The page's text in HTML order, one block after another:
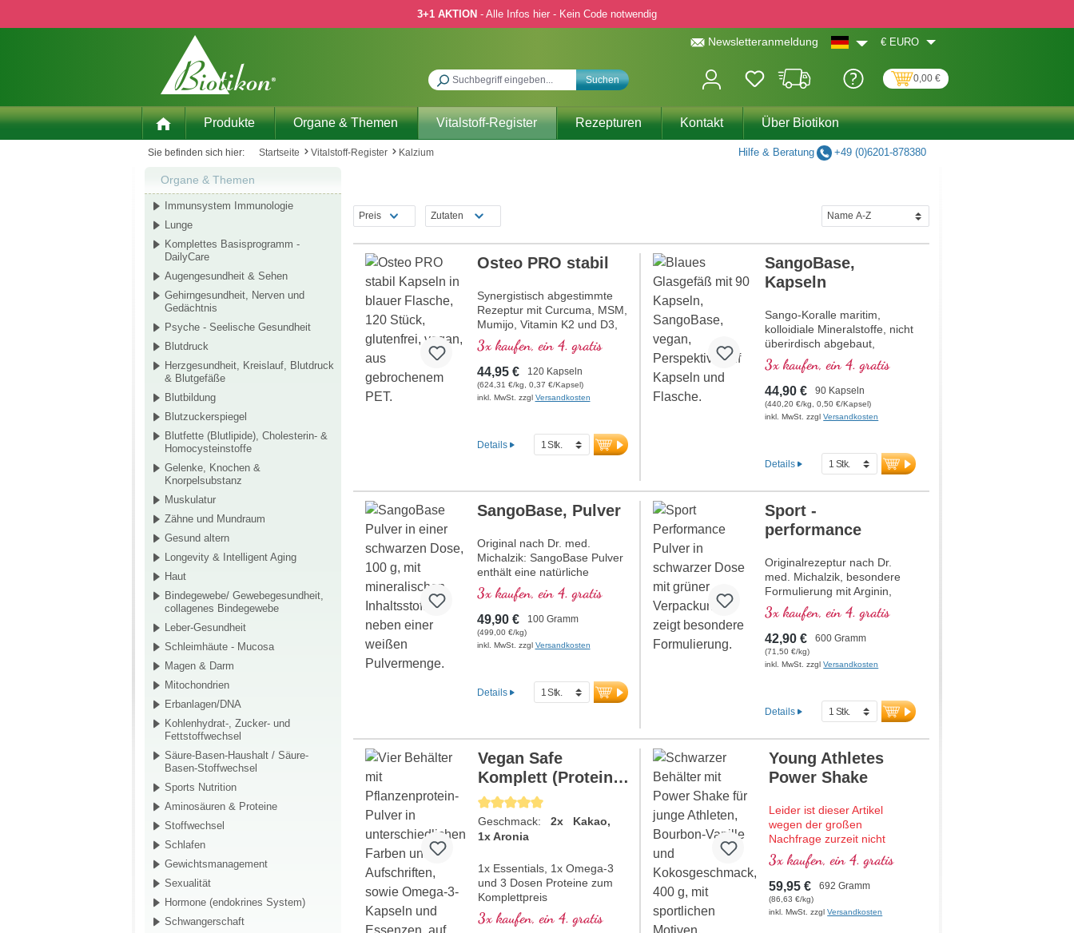
3+1 AKTION - Alle Infos hier - Kein Code notwendig
Newsletteranmeldung € EURO
Suchen 0,00 €
Produkte Organe & Themen Vitalstoff-Register Rezepturen Kontakt Über Biotikon
Sie befinden sich hier: Startseite Vitalstoff-Register Kalzium Hilfe & Beratung +49 (0)6201-878380
Organe & Themen
Immunsystem Immunologie
Lunge
Komplettes Basisprogramm -
DailyCare
Augengesundheit & Sehen
Gehirngesundheit, Nerven und
Gedächtnis
Psyche - Seelische Gesundheit
Blutdruck
Herzgesundheit, Kreislauf, Blutdruck
& Blutgefäße
Blutbildung
Blutzuckerspiegel
Blutfette (Blutlipide), Cholesterin- &
Homocysteinstoffe
Gelenke, Knochen &
Knorpelsubstanz
Muskulatur
Zähne und Mundraum
Gesund altern
Longevity & Intelligent Aging
Haut
Bindegewebe/ Gewebegesundheit,
collagenes Bindegewebe
Leber-Gesundheit
Schleimhäute - Mucosa
Magen & Darm
Mitochondrien
Erbanlagen/DNA
Kohlenhydrat-, Zucker- und
Fettstoffwechsel
Säure-Basen-Haushalt / Säure-
Basen-Stoffwechsel
Sports Nutrition
Aminosäuren & Proteine
Stoffwechsel
Schlafen
Gewichtsmanagement
Sexualität
Hormone (endokrines System)
Schwangerschaft
Preis Zutaten
Osteo PRO stabil
Synergistisch abgestimmte
Rezeptur mit Curcuma, MSM,
Mumijo, Vitamin K2 und D3,
eingebettet in wertvollen
Phospholipiden. Sango-
Koralle mit Magnesium und
Calcium, welches zum Erhalt
normaler Knochen beiträgt.
3x kaufen, ein 4. gratis
44,95 € 120 Kapseln
(624,31 €/kg, 0,37 €/Kapsel)
inkl. MwSt. zzgl Versandkosten
Details
SangoBase,
Kapseln
Sango-Koralle maritim,
kolloidiale Mineralstoffe, nicht
überirdisch abgebaut,
Calcium-Magnesium-
Verhältnis 2 : 1
3x kaufen, ein 4. gratis
44,90 € 90 Kapseln
(440,20 €/kg, 0,50 €/Kapsel)
inkl. MwSt. zzglVersandkosten
Details
SangoBase, Pulver
Original nach Dr. med.
Michalzik: SangoBase Pulver
enthält eine natürliche
Kombination aus Calcium und
Magnesium im idealen
Verhältnis von 2:1. Dieses
basische Mineralpulver
unterstützt den normalen
Knochen und Zähne bei.
Hergestellt in Deutschland,
SangoBase Pulver
3x kaufen, ein 4. gratis
49,90 € 100 Gramm
(499,00 €/kg)
inkl. MwSt. zzgl Versandkosten
Details
Sport -
performance
Originalrezeptur nach Dr.
med. Michalzik, besondere
Formulierung mit Arginin,
BCAA, L-Carnitin, Taurin,
Kreatin und Magnesium.
3x kaufen, ein 4. gratis
42,90 € 600 Gramm
(71,50 €/kg)
inkl. MwSt. zzglVersandkosten
Details
Durchschnittliche Bewertung von 5 von 5 Sternen
Vegan Safe
Komplett (Proteine
2x Kakao, 1x
Aronia)
Geschmack: 2x Kakao,
1x Aronia
1x Essentials, 1x Omega-3
und 3 Dosen Proteine zum
Komplettpreis
+ Ratgeber: Was Veganer
unbedingt wissen müssen
3x kaufen, ein 4. gratis
Young Athletes
Power Shake
Leider ist dieser Artikel
wegen der großen
Nachfrage zurzeit nicht
lieferbar.
Hochwertiger Protein-Shake
mit allen essenziellen
Aminosäuren (EAAs) und
3x kaufen, ein 4. gratis
59,95 € 692 Gramm
(86,63 €/kg)
inkl. MwSt. zzglVersandkosten